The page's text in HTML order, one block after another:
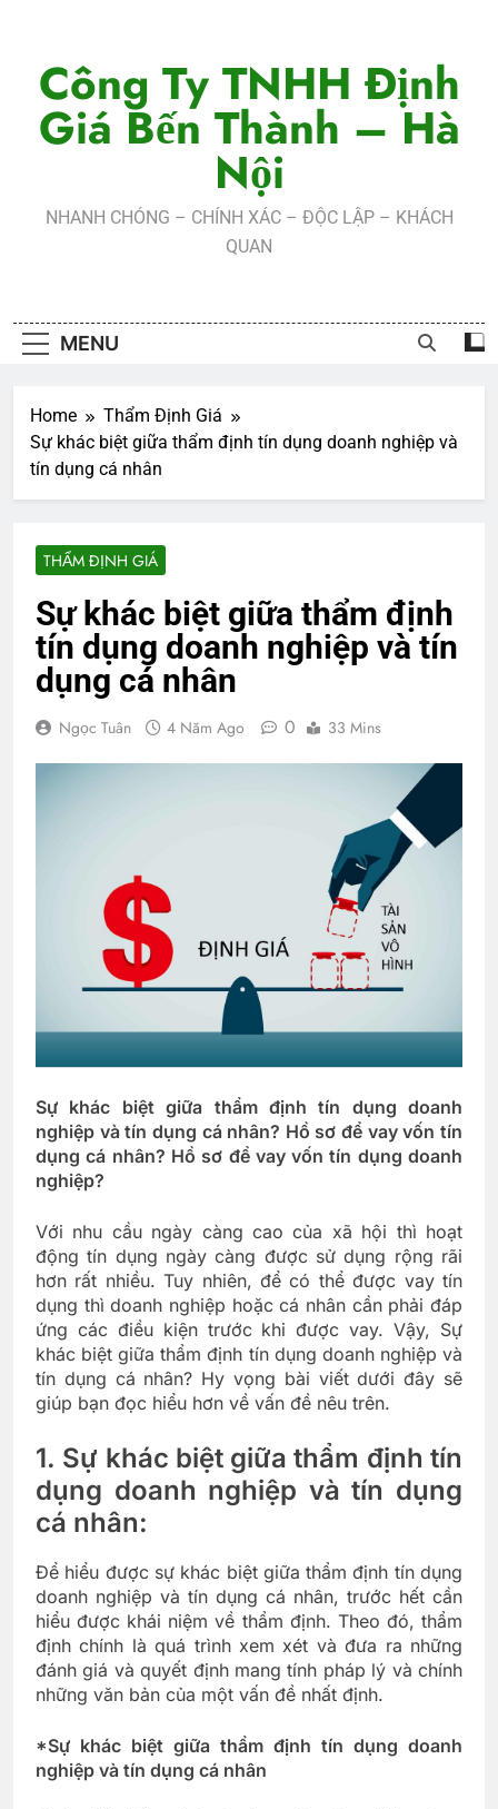
contentCông Ty TNHH Định
Giá Bến Thành – Hà
Nội
NHANH CHÓNG – CHÍNH XÁC – ĐỘC LẬP – KHÁCH
QUAN
MENU
Home
Thẩm Định Giá
Sự khác biệt giữa thẩm định tín dụng doanh nghiệp và
tín dụng cá nhân
THẨM ĐỊNH GIÁ
Sự khác biệt giữa thẩm định
tín dụng doanh nghiệp và tín
dụng cá nhân
Ngọc Tuân 4 Năm Ago 0 33 Mins
Sự khác biệt giữa thẩm định tín dụng doanh
nghiệp và tín dụng cá nhân? Hồ sơ để vay vốn tín
dụng cá nhân? Hồ sơ để vay vốn tín dụng doanh
nghiệp?
Với nhu cầu ngày càng cao của xã hội thì hoạt
động tín dụng ngày càng được sử dụng rộng rãi
hơn rất nhiều. Tuy nhiên, để có thể được vay tín
dụng thì doanh nghiệp hoặc cá nhân cần phải đáp
ứng các điều kiện trước khi được vay. Vậy, Sự
khác biệt giữa thẩm định tín dụng doanh nghiệp và
tín dụng cá nhân? Hy vọng bài viết dưới đây sẽ
giúp bạn đọc hiểu hơn về vấn đề nêu trên.
1. Sự khác biệt giữa thẩm định tín
dụng doanh nghiệp và tín dụng
cá nhân:
Để hiểu được sự khác biệt giữa thẩm định tín dụng
doanh nghiệp và tín dụng cá nhân, trước hết cần
hiểu được khái niệm về thẩm định. Theo đó, thẩm
định chính là quá trình xem xét và đưa ra những
đánh giá và quyết định mang tính pháp lý và chính
những văn bản của một vấn đề nhất định.
*Sự khác biệt giữa thẩm định tín dụng doanh
nghiệp và tín dụng cá nhân